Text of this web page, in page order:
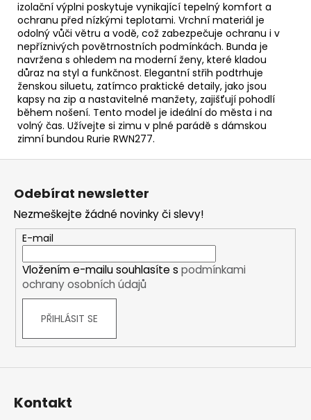
izolační výplni poskytuje vynikající tepelný komfort a
ochranu před nízkými teplotami. Vrchní materiál je
odolný vůči větru a vodě, což zabezpečuje ochranu i v
nepříznivých povětrnostních podmínkách. Bunda je
navržena s ohledem na moderní ženy, které kladou
důraz na styl a funkčnost. Elegantní střih podtrhuje
ženskou siluetu, zatímco praktické detaily, jako jsou
kapsy na zip a nastavitelné manžety, zajišťují pohodlí
během nošení. Tento model je ideální do města i na
volný čas. Užívejte si zimu v plné parádě s dámskou
zimní bundou Rurie RWN277.
Z
Odebírat newsletter
Nezmeškejte žádné novinky či slevy!
E-mail
Vložením e-mailu souhlasíte s podmínkami
ochrany osobních údajů
PŘIHLÁSIT SE
Kontakt